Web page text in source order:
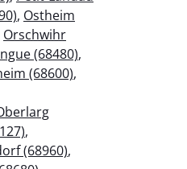
, Ostheim
Orschwihr
(68480),
(68600),
,
(68960),